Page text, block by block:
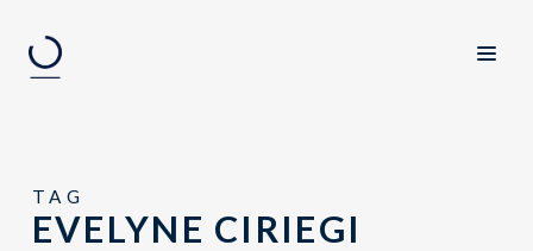
TAG
EVELYNE CIRIEGI